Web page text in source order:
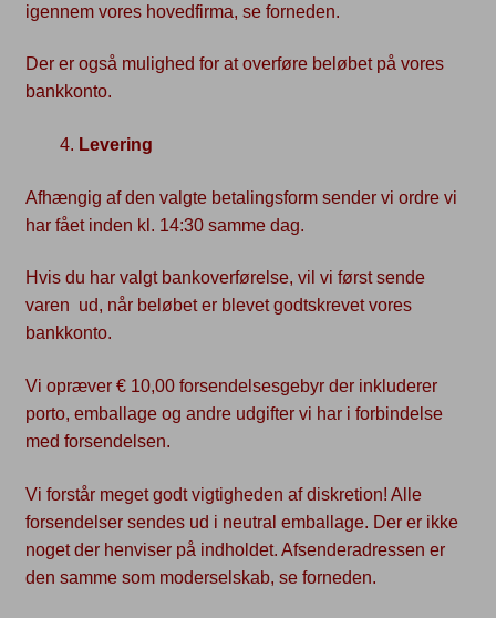
igennem vores hovedfirma, se forneden.
Der er også mulighed for at overføre beløbet på vores
bankkonto.
Levering
Afhængig af den valgte betalingsform sender vi ordre vi
har fået inden kl. 14:30 samme dag.
Hvis du har valgt bankoverførelse, vil vi først sende
varen ud, når beløbet er blevet godtskrevet vores
bankkonto.
Vi opræver € 10,00 forsendelsesgebyr der inkluderer
porto, emballage og andre udgifter vi har i forbindelse
med forsendelsen.
Vi forstår meget godt vigtigheden af diskretion! Alle
forsendelser sendes ud i neutral emballage. Der er ikke
noget der henviser på indholdet. Afsenderadressen er
den samme som moderselskab, se forneden.